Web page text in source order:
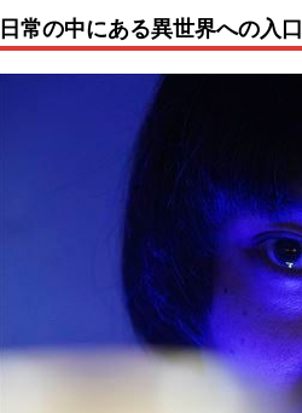
日常の中にある異世界への入口